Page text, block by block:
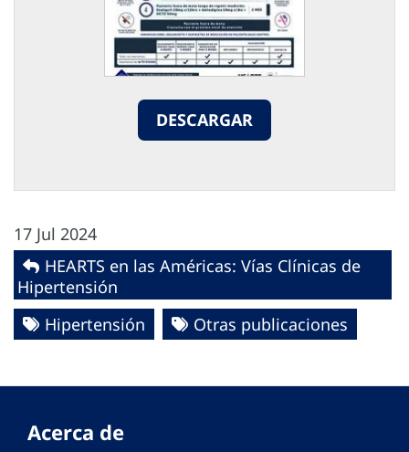
DESCARGAR
17 Jul 2024
HEARTS en las Américas: Vías Clínicas de
Hipertensión
Hipertensión
Otras publicaciones
Acerca de